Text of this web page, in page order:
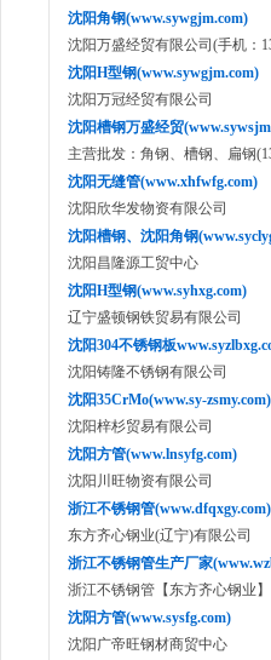
沈阳角钢(www.sywgjm.com)
沈阳万盛经贸有限公司(手机：
沈阳H型钢(www.sywgjm.com)
沈阳万冠经贸有限公司
沈阳槽钢万盛经贸
主营批发：角钢、槽钢、扁钢
沈阳无缝管(www.xhfwfg.com)
沈阳欣华发物资有限公司
沈阳槽钢、沈阳角钢
沈阳昌隆源工贸中心
沈阳H型钢(www.syhxg.com)
辽宁盛顿钢铁贸易有限公司
沈阳304不锈钢板
沈阳铸隆不锈钢有限公司
沈阳35CrMo(www.sy-zsmy.com)
沈阳梓杉贸易有限公司
沈阳方管(www.lnsyfg.com)
沈阳川旺物资有限公司
浙江不锈钢管(www.dfqxgy.com)
东方齐心钢业(辽宁)有限公司
浙江不锈钢管生产厂家
浙江不锈钢管【东方齐心钢业】
沈阳方管(www.sysfg.com)
沈阳广帝旺钢材商贸中心